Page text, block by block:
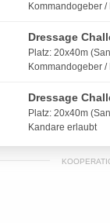
Kommandogeber /
Dressage
Platz: 20x40m
Kommandogeber /
Dressage
Platz: 20x40m
Kandare erlaubt